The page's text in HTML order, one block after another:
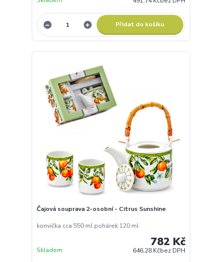
Přidat do košíku
Čajová souprava 2-osobní - Citrus Sunshine
konvička cca 550 ml pohárek 120 ml
782 Kč
646,28 Kčbez DPH
Skladem